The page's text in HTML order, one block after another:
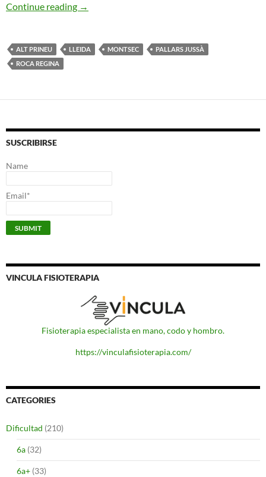
Continue reading Gali-Molero. Roca Regina
→
ALT PRINEU LLEIDA MONTSEC
PALLARS JUSSÀ
ROCA REGINA
SUSCRIBIRSE
Name
Email*
VINCULA FISIOTERAPIA
Fisioterapia especialista en mano, codo y hombro.
https://vinculafisioterapia.com/
CATEGORIES
Dificultad (210)
6a (32)
6a+ (33)